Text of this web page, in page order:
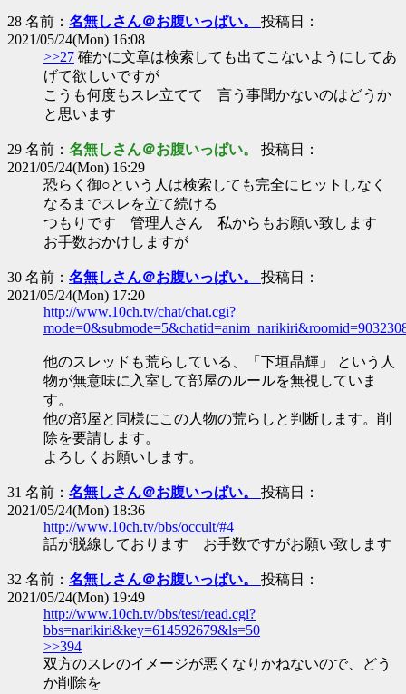
28 名前： 名無しさん＠お腹いっぱい。 投稿日：
2021/05/24(Mon) 16:08
>>27 確かに文章は検索しても出てこないようにしてあ
げて欲しいですが
こうも何度もスレ立てて 言う事聞かないのはどうか
と思います
29 名前： 名無しさん＠お腹いっぱい。 投稿日：
2021/05/24(Mon) 16:29
恐らく御○という人は検索しても完全にヒットしなく
なるまでスレを立て続ける
つもりです 管理人さん 私からもお願い致します
お手数おかけしますが
30 名前： 名無しさん＠お腹いっぱい。 投稿日：
2021/05/24(Mon) 17:20
http://www.10ch.tv/chat/chat.cgi?
他のスレッドも荒らしている、「下垣晶輝」 という人
物が無意味に入室して部屋のルールを無視していま
す。
他の部屋と同様にこの人物の荒らしと判断します。削
除を要請します。
よろしくお願いします。
31 名前： 名無しさん＠お腹いっぱい。 投稿日：
2021/05/24(Mon) 18:36
http://www.10ch.tv/bbs/occult/#4
話が脱線しております お手数ですがお願い致します
32 名前： 名無しさん＠お腹いっぱい。 投稿日：
2021/05/24(Mon) 19:49
http://www.10ch.tv/bbs/test/read.cgi?
bbs=narikiri&key=614592679&ls=50
>>394
双方のスレのイメージが悪くなりかねないので、どう
か削除を